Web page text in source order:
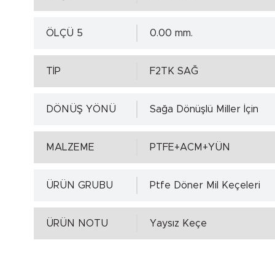
ÖLÇÜ 5 0.00 mm.
TİP F2TK SAĞ
DÖNÜŞ YÖNÜ Sağa Dönüşlü Miller İçin
MALZEME PTFE+ACM+YÜN
ÜRÜN GRUBU Ptfe Döner Mil Keçeleri
ÜRÜN NOTU Yaysız Keçe